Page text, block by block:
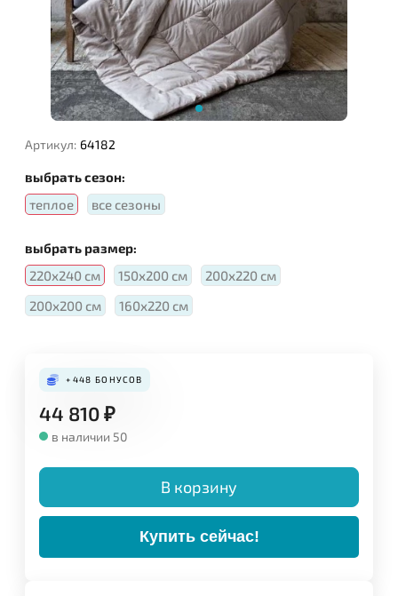
Артикул: 64182
выбрать сезон:
теплое
все сезоны
выбрать размер:
220х240 см
150х200 см
200х220 см
200х200 см
160х220 см
+448 БОНУСОВ
44 810₽
в наличии 50
В корзину
Купить сейчас!
Наполнитель: